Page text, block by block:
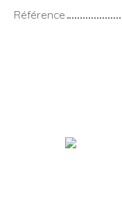
Référence